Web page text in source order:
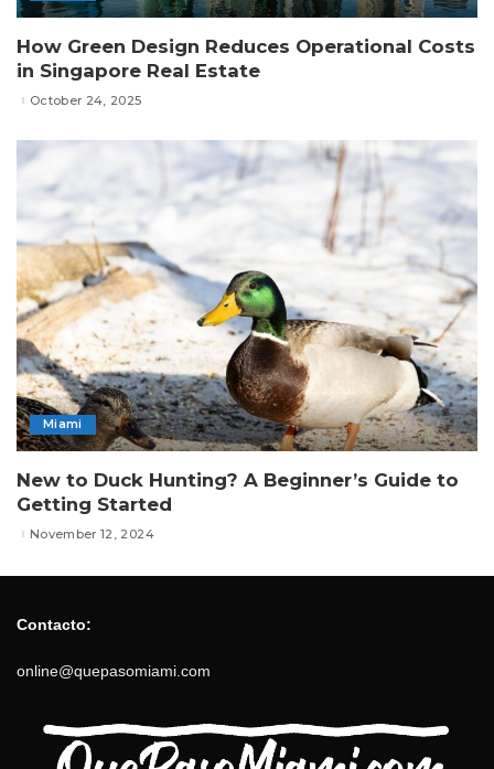
How Green Design Reduces Operational Costs
in Singapore Real Estate
October 24, 2025
Miami
New to Duck Hunting? A Beginner’s Guide to
Getting Started
November 12, 2024
Contacto:
online@quepasomiami.com